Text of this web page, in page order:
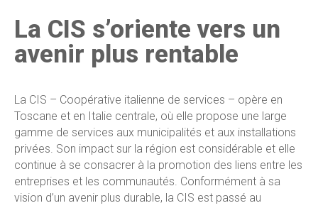
La CIS s’oriente vers un
avenir plus rentable
La CIS – Coopérative italienne de services – opère en
Toscane et en Italie centrale, où elle propose une large
gamme de services aux municipalités et aux installations
privées. Son impact sur la région est considérable et elle
continue à se consacrer à la promotion des liens entre les
entreprises et les communautés. Conformément à sa
vision d’un avenir plus durable, la CIS est passé au